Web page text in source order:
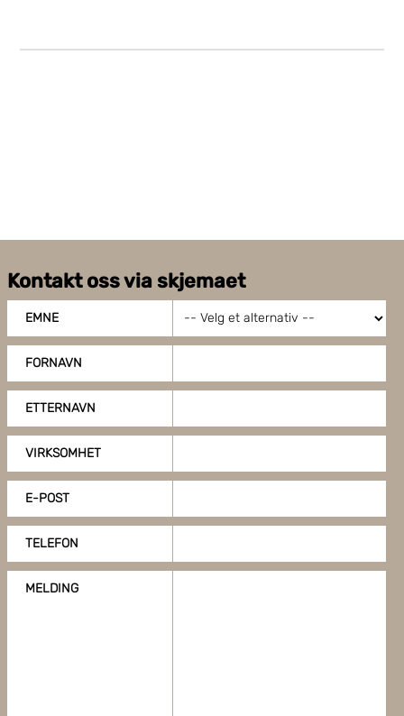
Kontakt oss via skjemaet
EMNE
FORNAVN
ETTERNAVN
VIRKSOMHET
E-POST
TELEFON
MELDING